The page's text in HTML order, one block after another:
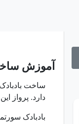
آموزش
ساخت
دارد. پرواز
بادبادک